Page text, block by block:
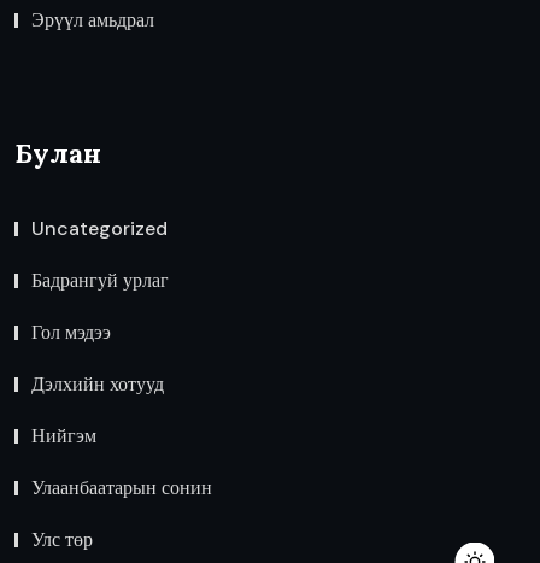
Эрүүл амьдрал
Булан
Uncategorized
Бадрангуй урлаг
Гол мэдээ
Дэлхийн хотууд
Нийгэм
Улаанбаатарын сонин
Улс төр